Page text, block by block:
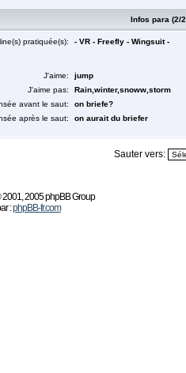
Infos para (2/
pratiquée(s): - VR - Freefly - Wingsuit -
J'aime:
jump
J'aime pas:
Rain,winter,snoww,storm
avant le saut:
on briefe?
après le saut:
on aurait du briefer
Sauter vers:
2005 phpBB Group
:phpBB-fr.com